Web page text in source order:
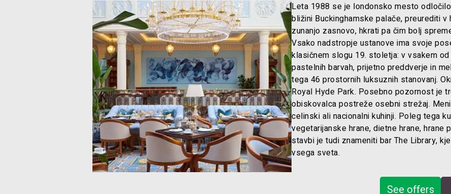
Leta 1988 se je londonsko mesto
bližini Buckinghamske palače, preurediti
zunanjo zasnovo, hkrati pa čim bolj
Vsako nadstropje ustanove ima svoje
klasičnem slogu 19. stoletja: v vsakem
pastelnih barvah, prijetno preddverje in
tega 46 prostornih luksuznih stanovanj.
Royal Hyde Park. Posebno pozornost je
obiskovalca postreže osebni strežaj.
celinski ali nacionalni kuhinji. Poleg tega
vegetarijanske hrane, dietne hrane, hrane
stavbi je tudi znameniti bar The Library,
vsega sveta.
See offers